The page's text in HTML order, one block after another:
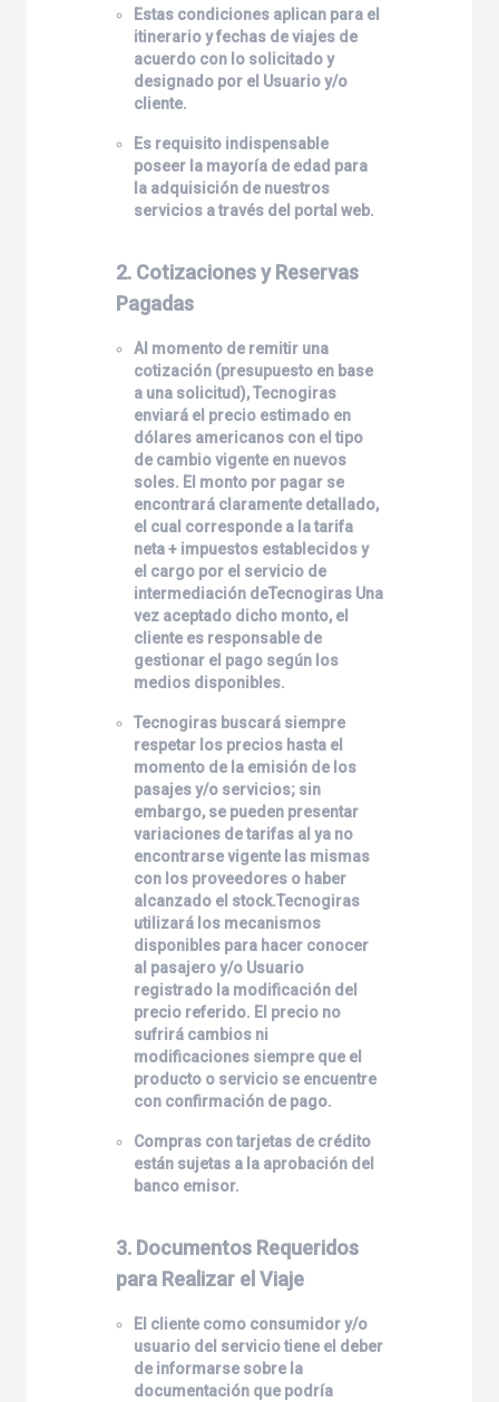
Estas condiciones aplican para el
itinerario y fechas de viajes de
acuerdo con lo solicitado y
designado por el Usuario y/o
cliente.
Es requisito indispensable
poseer la mayoría de edad para
la adquisición de nuestros
servicios a través del portal web.
2. Cotizaciones y Reservas
Pagadas
Al momento de remitir una
cotización (presupuesto en base
a una solicitud),Tecnogiras
enviará el precio estimado en
dólares americanos con el tipo
de cambio vigente en nuevos
soles. El monto por pagar se
encontrará claramente detallado,
el cual corresponde a la tarifa
neta + impuestos establecidos y
el cargo por el servicio de
intermediación deTecnogiras Una
vez aceptado dicho monto, el
cliente es responsable de
gestionar el pago según los
medios disponibles.
Tecnogiras buscará siempre
respetar los precios hasta el
momento de la emisión de los
pasajes y/o servicios; sin
embargo, se pueden presentar
variaciones de tarifas al ya no
encontrarse vigente las mismas
con los proveedores o haber
alcanzado el stock.Tecnogiras
utilizará los mecanismos
disponibles para hacer conocer
al pasajero y/o Usuario
registrado la modificación del
precio referido. El precio no
sufrirá cambios ni
modificaciones siempre que el
producto o servicio se encuentre
con confirmación de pago.
Compras con tarjetas de crédito
están sujetas a la aprobación del
banco emisor.
3. Documentos Requeridos
para Realizar el Viaje
El cliente como consumidor y/o
usuario del servicio tiene el deber
de informarse sobre la
documentación que podría